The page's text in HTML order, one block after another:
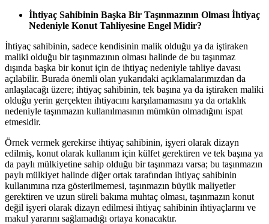
İhtiyaç Sahibinin Başka Bir Taşınmazının Olması İhtiyaç
Nedeniyle Konut Tahliyesine Engel Midir?
İhtiyaç sahibinin, sadece kendisinin malik olduğu ya da iştiraken
maliki olduğu bir taşınmazının olması halinde de bu taşınmaz
dışında başka bir konut için de ihtiyaç nedeniyle tahliye davası
açılabilir. Burada önemli olan yukarıdaki açıklamalarımızdan da
anlaşılacağı üzere; ihtiyaç sahibinin, tek başına ya da iştiraken maliki
olduğu yerin gerçekten ihtiyacını karşılamamasını ya da ortaklık
nedeniyle taşınmazın kullanılmasının mümkün olmadığını ispat
etmesidir.
Örnek vermek gerekirse ihtiyaç sahibinin, işyeri olarak dizayn
edilmiş, konut olarak kullanım için külfet gerektiren ve tek başına ya
da paylı mülkiyetine sahip olduğu bir taşınmazı varsa; bu taşınmazın
paylı mülkiyet halinde diğer ortak tarafından ihtiyaç sahibinin
kullanımına rıza gösterilmemesi, taşınmazın büyük maliyetler
gerektiren ve uzun süreli bakıma muhtaç olması, taşınmazın konut
değil işyeri olarak dizayn edilmesi ihtiyaç sahibinin ihtiyaçlarını ve
makul yararını sağlamadığı ortaya konacaktır.